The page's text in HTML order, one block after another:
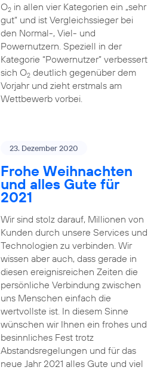
O2in allen vier Kategorien ein „sehr
gut“ und ist Vergleichssieger bei
den Normal-, Viel- und
Powernutzern. Speziell in der
Kategorie “Powernutzer” verbessert
sich O2deutlich gegenüber dem
Vorjahr und zieht erstmals am
Wettbewerb vorbei.
23. Dezember 2020
Frohe Weihnachten
und alles Gute für
2021
Wir sind stolz darauf, Millionen von
Kunden durch unsere Services und
Technologien zu verbinden. Wir
wissen aber auch, dass gerade in
diesen ereignisreichen Zeiten die
persönliche Verbindung zwischen
uns Menschen einfach die
wertvollste ist. In diesem Sinne
wünschen wir Ihnen ein frohes und
besinnliches Fest trotz
Abstandsregelungen und für das
neue Jahr 2021 alles Gute und viel